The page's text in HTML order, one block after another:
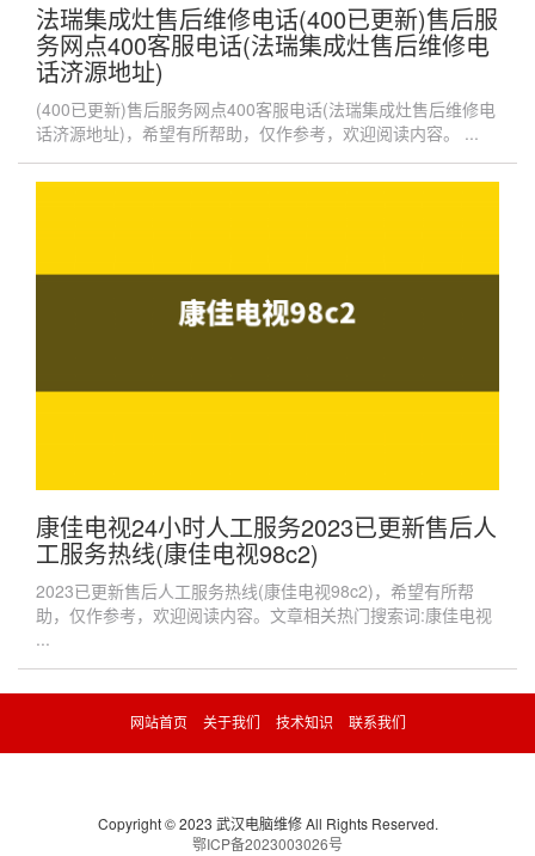
法瑞集成灶售后维修电话(400已更新)售后服
务网点400客服电话(法瑞集成灶售后维修电
话济源地址)
(400已更新)售后服务网点400客服电话(法瑞集成灶售后维修电
话济源地址)，希望有所帮助，仅作参考，欢迎阅读内容。 ...
康佳电视24小时人工服务2023已更新售后人
工服务热线(康佳电视98c2)
2023已更新售后人工服务热线(康佳电视98c2)，希望有所帮
助，仅作参考，欢迎阅读内容。文章相关热门搜索词:康佳电视
...
网站首页 关于我们 技术知识 联系我们
Copyright © 2023 武汉电脑维修 All Rights Reserved.
鄂ICP备2023003026号